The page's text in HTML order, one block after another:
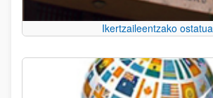
Ikertzaileentzako ostatua